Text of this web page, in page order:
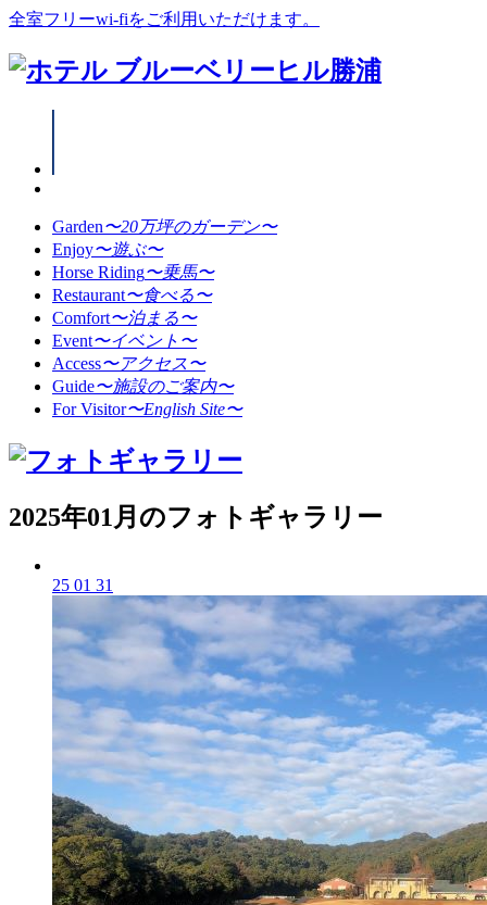
全室フリーwi-fiをご利用いただけます。
Garden〜20万坪のガーデン〜
Enjoy〜遊ぶ〜
Horse Riding〜乗馬〜
Restaurant〜食べる〜
Comfort〜泊まる〜
Event〜イベント〜
Access〜アクセス〜
Guide〜施設のご案内〜
For Visitor〜English Site〜
2025年01月のフォトギャラリー
25 01 31